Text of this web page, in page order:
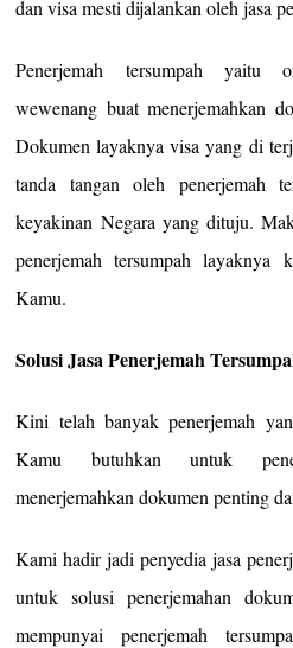
dan visa mesti dijalankan oleh jasa
Penerjemah tersumpah yaitu
wewenang buat menerjemahkan
Dokumen layaknya visa yang di
tanda tangan oleh penerjemah
keyakinan Negara yang dituju.
penerjemah tersumpah layaknya
Kamu.
Solusi Jasa Penerjemah
Kini telah banyak penerjemah
Kamu butuhkan untuk
menerjemahkan dokumen penting
Kami hadir jadi penyedia jasa
untuk solusi penerjemahan
mempunyai penerjemah